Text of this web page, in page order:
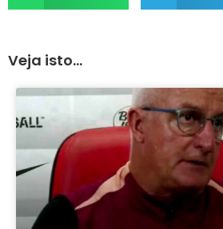
Veja isto...